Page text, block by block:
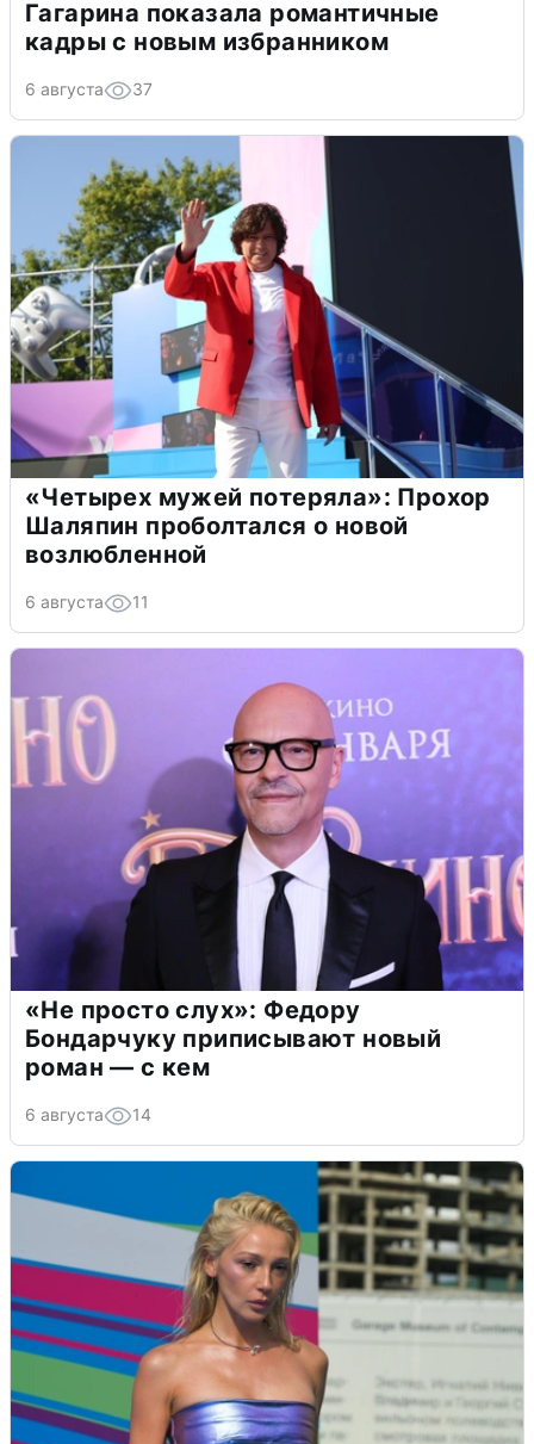
Гагарина показала романтичные
кадры с новым избранником
6 августа 37
«Четырех мужей потеряла»: Прохор
Шаляпин проболтался о новой
возлюбленной
6 августа 11
«Не просто слух»: Федору
Бондарчуку приписывают новый
роман — с кем
6 августа 14